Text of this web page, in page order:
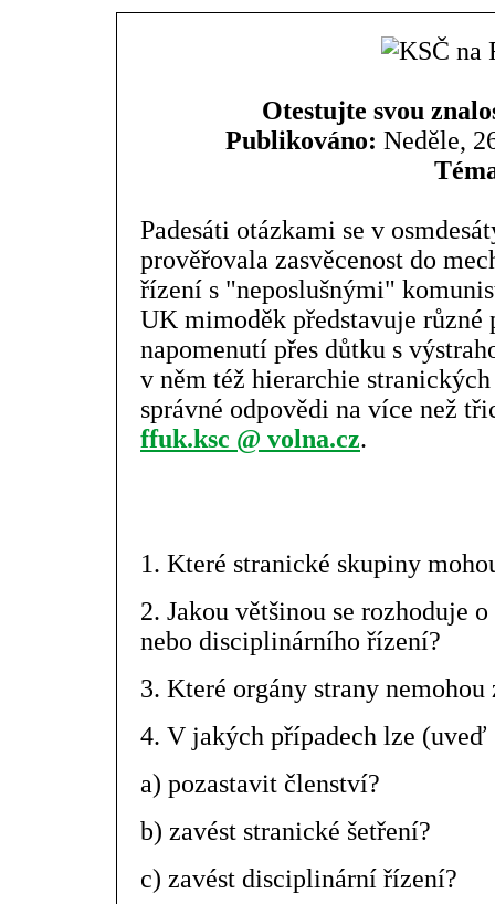
Otestujte svou
Publikováno: Neděle,
Padesáti otázkami se v
prověřovala zasvěcenost do
řízení s "neposlušnými"
UK mimoděk představuje různé
napomenutí přes důtku s
v něm též hierarchie
správné odpovědi na více než
ffuk.ksc @ volna.cz.
1. Které stranické skupiny
2. Jakou většinou se rozhoduje
nebo disciplinárního řízení?
3. Které orgány strany
4. V jakých případech lze (uveď
a) pozastavit členství?
b) zavést stranické šetření?
c) zavést disciplinární řízení?